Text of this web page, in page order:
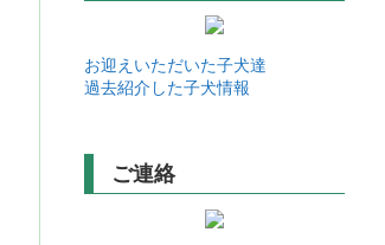
お迎えいただいた子犬達
過去紹介した子犬情報
ご連絡